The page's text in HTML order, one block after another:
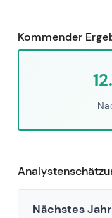
Kommender
Nächstes Jahr